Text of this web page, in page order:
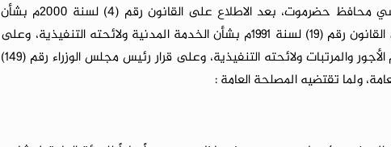
وأُصدرت قرارات عضو مجلس القيادة الرئاسي محافظ حضرموت، بعد الاطلاع على القانون رقم (4) لسنة 2000م بشأن
السلطة المحلية ولائحته التنفيذية، وعلى القانون رقم (19) لسنة 1991م بشأن الخدمة المدنية ولائحته التنفيذية، وعلى
القانون رقم (43) لسنة 2005م بشأن نظام الأجور والمرتبات ولائحته التنفيذية، وعلى قرار رئيس مجلس الوزراء رقم (149)